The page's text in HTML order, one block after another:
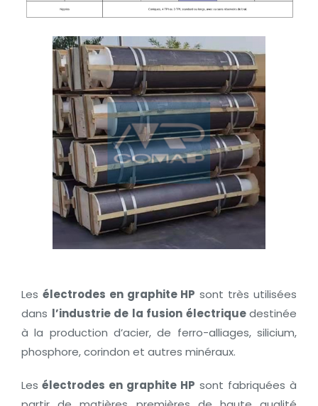
Les électrodes en graphite HP sont très utilisées
dans l’industrie de la fusion électriquedestinée
à la production d’acier, de ferro-alliages, silicium,
phosphore, corindon et autres minéraux.
Les électrodes en graphite HP sont fabriquées à